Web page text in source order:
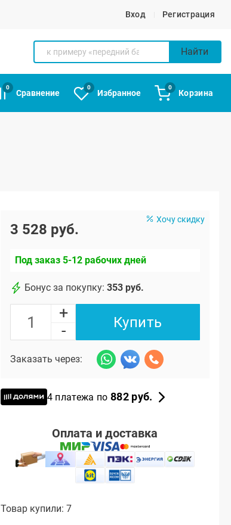
Вход Регистрация
Найти
0
Сравнение
0
Избранное
0
Корзина
Хочу скидку
3 528 руб.
Под заказ 5-12 рабочих дней
Бонус за покупку: 353 руб.
+
-
Купить
Заказать через:
4 платежа по 882 руб.
Оплата и доставка
Товар купили: 7